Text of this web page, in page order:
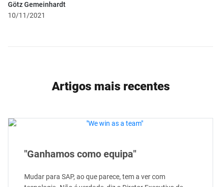
Götz Gemeinhardt
10/11/2021
Artigos mais recentes
"Ganhamos como equipa"
Mudar para SAP, ao que parece, tem a ver com